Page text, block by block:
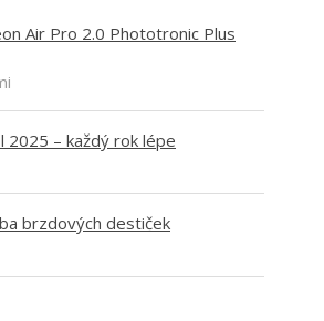
Air Pro 2.0 Phototronic Plus
– každý rok lépe
brzdových destiček